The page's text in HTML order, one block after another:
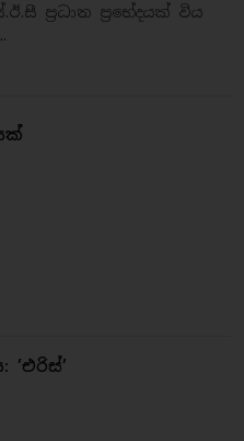
ප්‍රධාන ප්‍රභේදයක් විය